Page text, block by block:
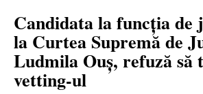
Candidata la funcția de
la Curtea Supremă de
Ludmila Ouș, refuză să
vetting-ul